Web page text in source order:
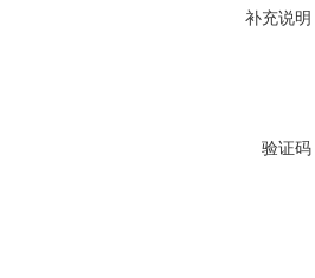
补充说明
验证码